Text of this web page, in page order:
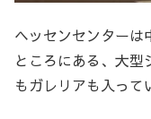
ヘッセンセンターは
ところにある、大型
もガレリアも入って